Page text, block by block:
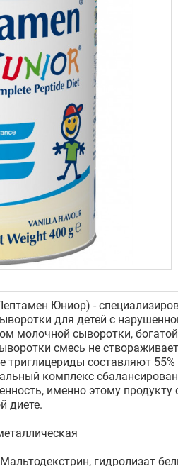
Юниор) -
для детей с
молочной сыворотки,
смесь не
триглицериды составляют
комплекс
именно этому
диете.
Мальтодекстрин, гидролизат